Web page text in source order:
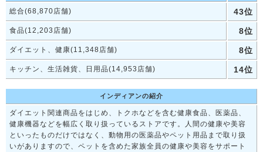
総合(68,870店舗) 43位
食品(12,203店舗) 8位
ダイエット、健康(11,348店舗) 8位
キッチン、生活雑貨、日用品(14,953店舗) 14位
インディアンの紹介
ダイエット関連商品をはじめ、トクホなどを含む健康食品、医薬品、
健康機器などを幅広く取り扱っているストアです。人間の健康や美容
といったものだけではなく、動物用の医薬品やペット用品まで取り扱
いがありますので、ペットを含めた家族全員の健康や美容をサポート